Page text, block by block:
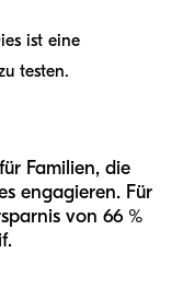
ist eine
testen.
Familien, die
engagieren. Für
von 66 %